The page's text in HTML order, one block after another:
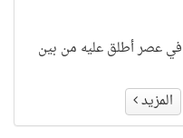
في عصر أطلق عليه من بين
المزيد